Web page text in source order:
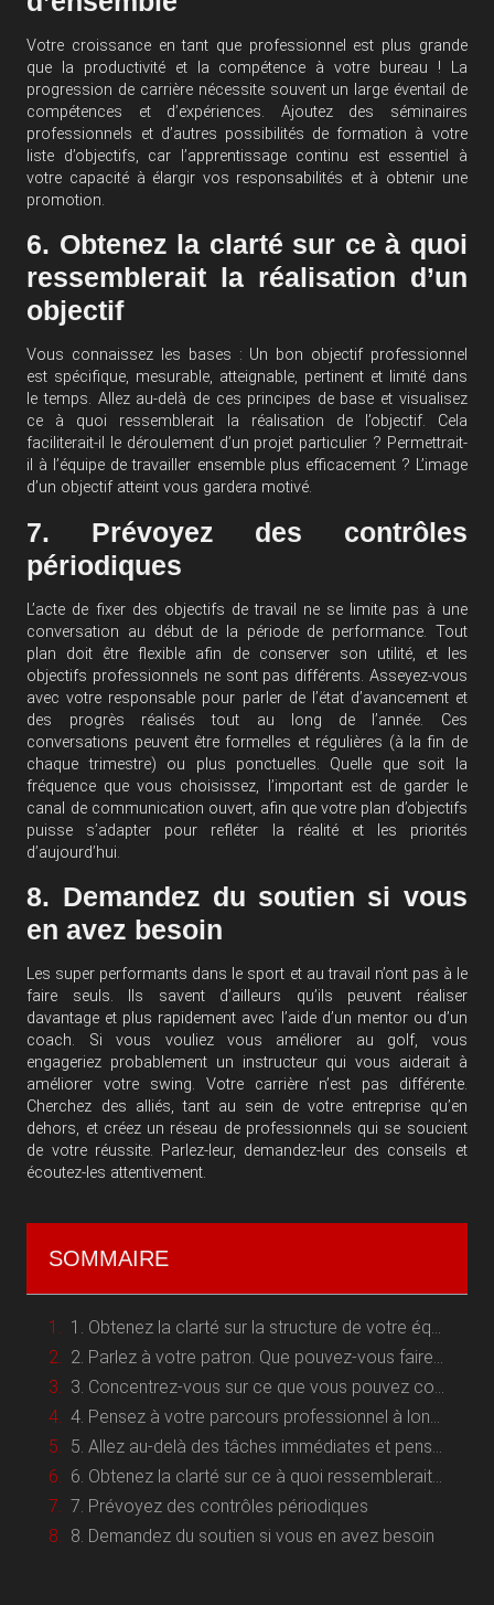
Votre croissance en tant que professionnel est plus grande
que la productivité et la compétence à votre bureau ! La
progression de carrière nécessite souvent un large éventail de
compétences et d’expériences. Ajoutez des séminaires
professionnels et d’autres possibilités de formation à votre
liste d’objectifs, car l’apprentissage continu est essentiel à
votre capacité à élargir vos responsabilités et à obtenir une
promotion.
6. Obtenez la clarté sur ce à quoi
ressemblerait la réalisation d’un
objectif
Vous connaissez les bases : Un bon objectif professionnel
est spécifique, mesurable, atteignable, pertinent et limité dans
le temps. Allez au-delà de ces principes de base et visualisez
ce à quoi ressemblerait la réalisation de l’objectif. Cela
faciliterait-il le déroulement d’un projet particulier ? Permettrait-
il à l’équipe de travailler ensemble plus efficacement ? L’image
d’un objectif atteint vous gardera motivé.
7. Prévoyez des contrôles
périodiques
L’acte de fixer des objectifs de travail ne se limite pas à une
conversation au début de la période de performance. Tout
plan doit être flexible afin de conserver son utilité, et les
objectifs professionnels ne sont pas différents. Asseyez-vous
avec votre responsable pour parler de l’état d’avancement et
des progrès réalisés tout au long de l’année. Ces
conversations peuvent être formelles et régulières (à la fin de
chaque trimestre) ou plus ponctuelles. Quelle que soit la
fréquence que vous choisissez, l’important est de garder le
canal de communication ouvert, afin que votre plan d’objectifs
puisse s’adapter pour refléter la réalité et les priorités
d’aujourd’hui.
8. Demandez du soutien si vous
en avez besoin
Les super performants dans le sport et au travail n’ont pas à le
faire seuls. Ils savent d’ailleurs qu’ils peuvent réaliser
davantage et plus rapidement avec l’aide d’un mentor ou d’un
coach. Si vous vouliez vous améliorer au golf, vous
engageriez probablement un instructeur qui vous aiderait à
améliorer votre swing. Votre carrière n’est pas différente.
Cherchez des alliés, tant au sein de votre entreprise qu’en
dehors, et créez un réseau de professionnels qui se soucient
de votre réussite. Parlez-leur, demandez-leur des conseils et
écoutez-les attentivement.
SOMMAIRE
7. Prévoyez des contrôles périodiques
8. Demandez du soutien si vous en avez besoin